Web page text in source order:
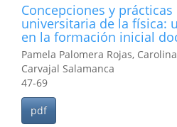
Concepciones y
universitaria de la física:
en la formación inicial
Pamela Palomera Rojas,
Carvajal Salamanca
47-69
pdf